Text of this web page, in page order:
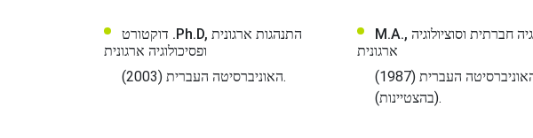
דוקטורט .Ph.D, התנהגות ארגונית
ופסיכולוגיה ארגונית
האוניברסיטה העברית (2003).
M.A., בפסיכולוגיה חברתית וסוציולוגיה
ארגונית
האוניברסיטה העברית (1987)
(בהצטיינות).